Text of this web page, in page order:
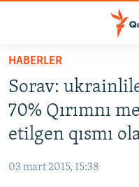
Esas
qaytmaq
Baş
navigatsiyağa
qaytmaq
Qıdıruvğa
SİYASET
İQTİSADİYAT
MEDENİYET
HABERLER
Sorav:
70% Qırımnı
etilgen qısmı
03 mart 2015, 15:38